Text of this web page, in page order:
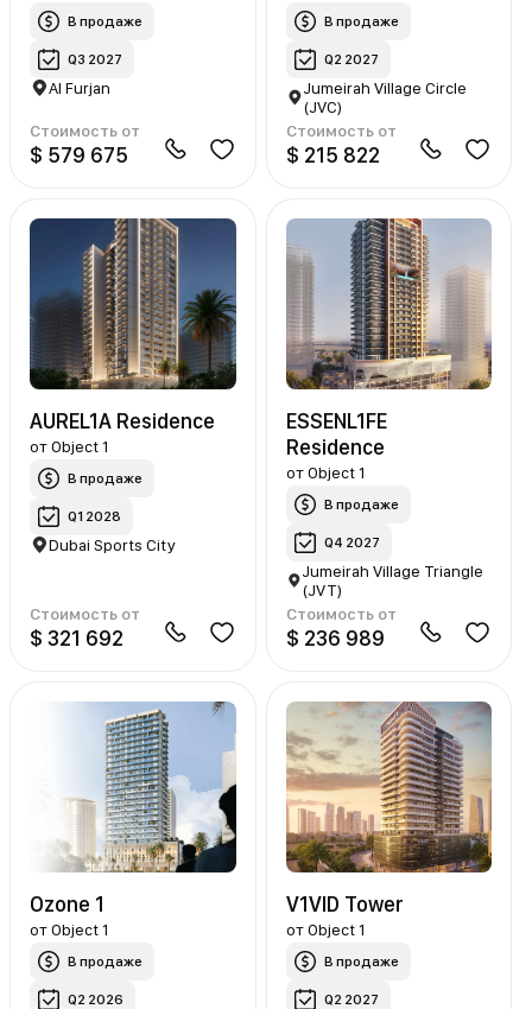
В продаже
Q3 2027
Al Furjan
Стоимость от
$ 579 675
В продаже
Q2 2027
Jumeirah Village Circle
(JVC)
Стоимость от
$ 215 822
AUREL1A Residence
отObject 1
В продаже
Q1 2028
Dubai Sports City
Стоимость от
$ 321 692
ESSENL1FE
Residence
от Object 1
В продаже
Q4 2027
Jumeirah Village Triangle
(JVT)
Стоимость от
$ 236 989
Ozone 1
отObject 1
В продаже
Q2 2026
V1VID Tower
от Object 1
В продаже
Q2 2027